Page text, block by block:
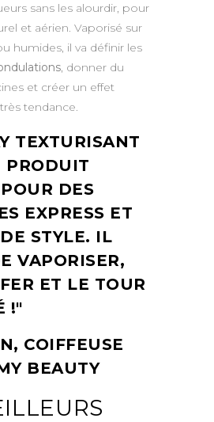
sans les alourdir, pour
et aérien. Vaporisé sur
humides, il va définir les
, donner du
et créer un effet
tendance.
TEXTURISANT
PRODUIT
DES
EXPRESS ET
STYLE. IL
VAPORISER,
ET LE TOUR
!
COIFFEUSE
BEAUTY